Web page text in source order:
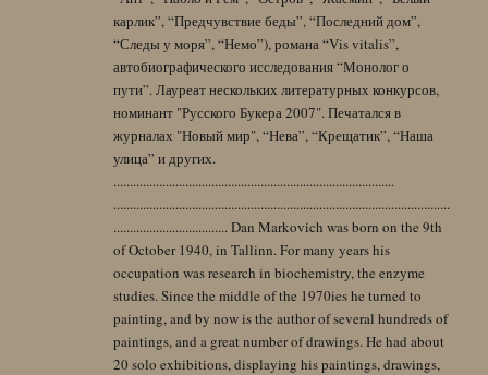
карлик”, “Предчувствие беды”, “Последний дом”,
“Следы у моря”, “Немо”), романа “Vis vitalis”,
автобиографического исследования “Монолог о
пути”. Лауреат нескольких литературных конкурсов,
номинант "Русского Букера 2007". Печатался в
журналах "Новый мир", “Нева”, “Крещатик”, “Наша
улица” и других.
......................................................................................
.......................................................................................................
................................... Dan Markovich was born on the 9th
of October 1940, in Tallinn. For many years his
occupation was research in biochemistry, the enzyme
studies. Since the middle of the 1970ies he turned to
painting, and by now is the author of several hundreds of
paintings, and a great number of drawings. He had about
20 solo exhibitions, displaying his paintings, drawings,